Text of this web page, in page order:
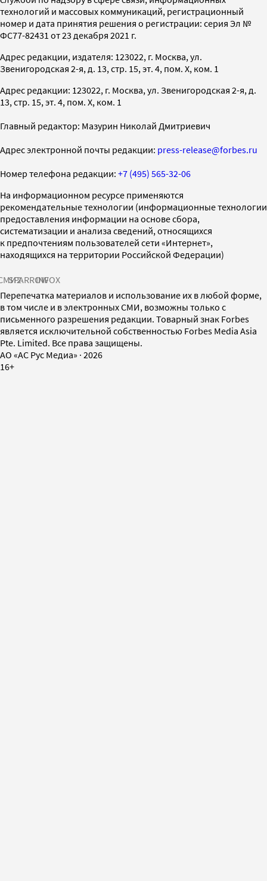
технологий и массовых коммуникаций, регистрационный
номер и дата принятия решения о регистрации: серия Эл №
ФС77-82431 от 23 декабря 2021 г.
Адрес редакции, издателя: 123022, г. Москва, ул.
Звенигородская 2-я, д. 13, стр. 15, эт. 4, пом. X, ком. 1
Адрес редакции: 123022, г. Москва, ул. Звенигородская 2-я, д.
13, стр. 15, эт. 4, пом. X, ком. 1
Главный редактор: Мазурин Николай Дмитриевич
Адрес электронной почты редакции: press-release@forbes.ru
Номер телефона редакции: +7 (495) 565-32-06
На информационном ресурсе применяются
рекомендательные технологии (информационные технологии
предоставления информации на основе сбора,
систематизации и анализа сведений, относящихся
к предпочтениям пользователей сети «Интернет»,
находящихся на территории Российской Федерации)
SPARROWINFOX
Перепечатка материалов и использование их в любой форме,
в том числе и в электронных СМИ, возможны только с
письменного разрешения редакции. Товарный знак Forbes
является исключительной собственностью Forbes Media Asia
Pte. Limited. Все права защищены.
AO «АС Рус Медиа» · 2026
16+